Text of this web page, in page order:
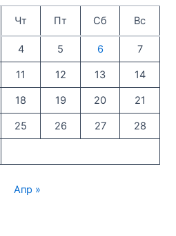
Чт Пт Сб Вс
4 5 6 7
11 12 13 14
18 19 20 21
25 26 27 28
Апр »